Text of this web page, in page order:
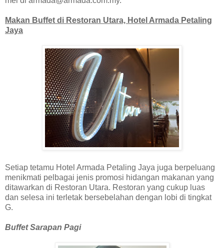
Makan Buffet di Restoran Utara, Hotel Armada Petaling
Jaya
Setiap tetamu Hotel Armada Petaling Jaya juga berpeluang
menikmati pelbagai jenis promosi hidangan makanan yang
ditawarkan di Restoran Utara. Restoran yang cukup luas
dan selesa ini terletak bersebelahan dengan lobi di tingkat
G.
Buffet Sarapan Pagi